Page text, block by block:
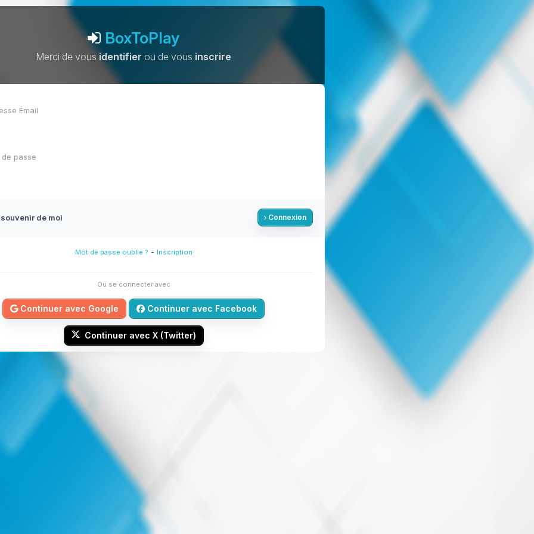
BoxToPlay
Merci de vousidentifier ou de vous inscrire
de moi Connexion
Mot de passe oublié ? - Inscription
Ou se connecter avec
Continuer avec Google Continuer avec Facebook
Continuer avec X (Twitter)